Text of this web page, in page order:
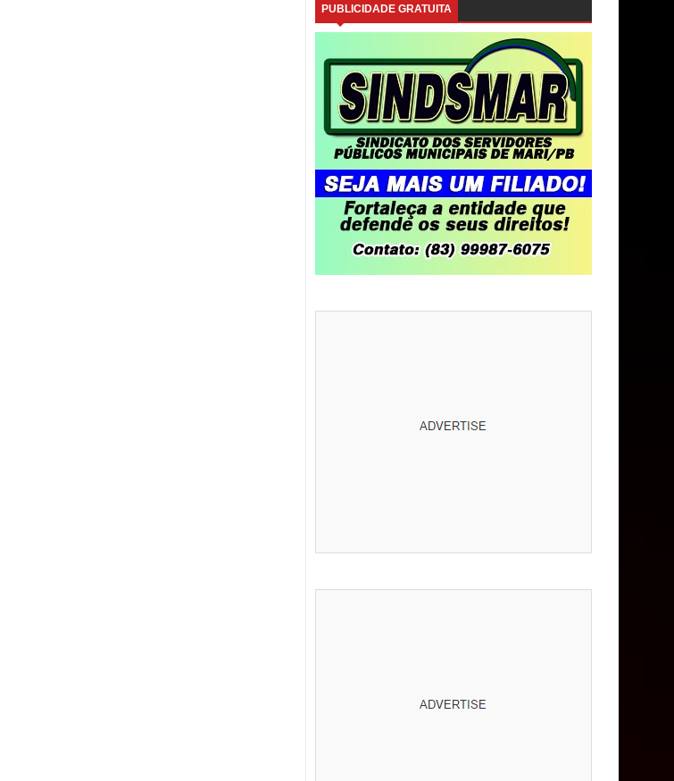
PUBLICIDADE GRATUITA